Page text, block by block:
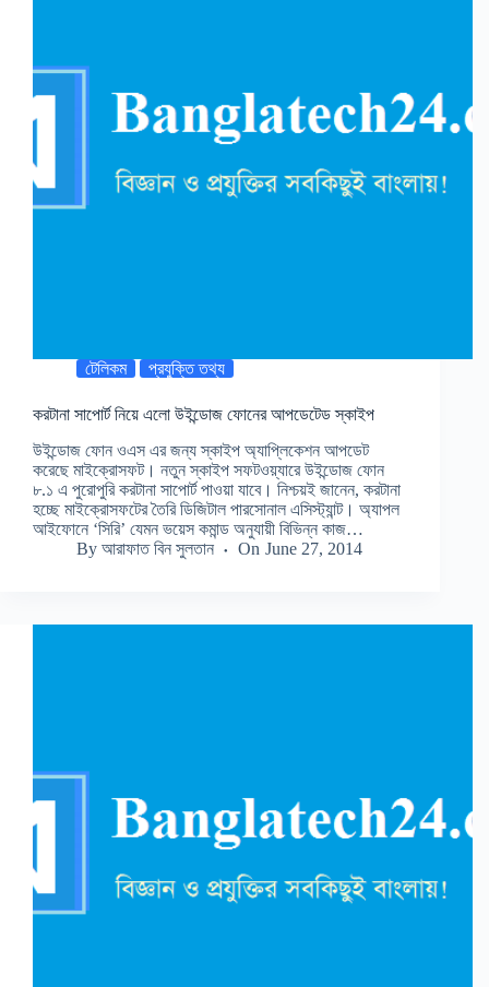
টেলিকম প্রযুক্তি তথ্য
করটানা সাপোর্ট নিয়ে এলো উইন্ডোজ ফোনের আপডেটেড স্কাইপ
উইন্ডোজ ফোন ওএস এর জন্য স্কাইপ অ্যাপ্লিকেশন আপডেট
করেছে মাইক্রোসফট। নতুন স্কাইপ সফটওয়্যারে উইন্ডোজ ফোন
৮.১ এ পুরোপুরি করটানা সাপোর্ট পাওয়া যাবে। নিশ্চয়ই জানেন, করটানা
হচ্ছে মাইক্রোসফটের তৈরি ডিজিটাল পারসোনাল এসিস্ট্যান্ট। অ্যাপল
আইফোনে ‘সিরি’ যেমন ভয়েস কমান্ড অনুযায়ী বিভিন্ন কাজ…
By আরাফাত বিন সুলতান On June 27, 2014